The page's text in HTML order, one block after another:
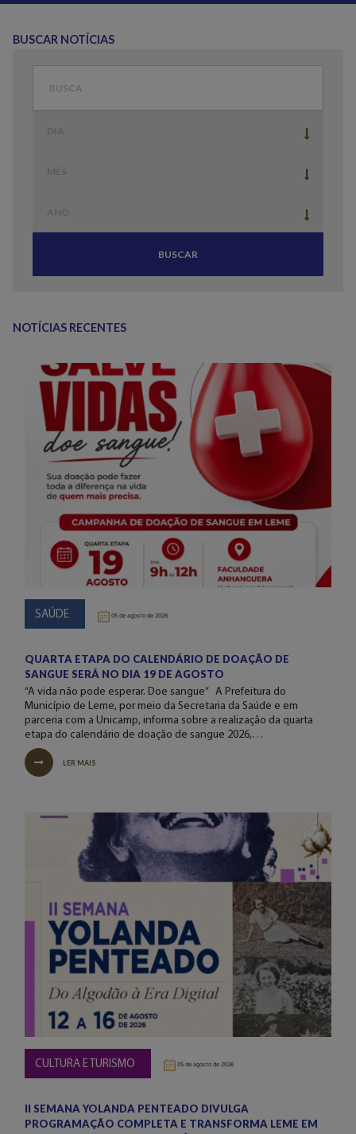
BUSCAR NOTÍCIAS
BUSCAR
NOTÍCIAS RECENTES
SAÚDE 05 de agosto de 2026
QUARTA ETAPA DO CALENDÁRIO DE DOAÇÃO DE
SANGUE SERÁ NO DIA 19 DE AGOSTO
“A vida não pode esperar. Doe sangue” A Prefeitura do
Município de Leme, por meio da Secretaria da Saúde e em
parceria com a Unicamp, informa sobre a realização da quarta
etapa do calendário de doação de sangue 2026,…
LER MAIS
CULTURA E TURISMO 05 de agosto de 2026
II SEMANA YOLANDA PENTEADO DIVULGA
PROGRAMAÇÃO COMPLETA E TRANSFORMA LEME EM